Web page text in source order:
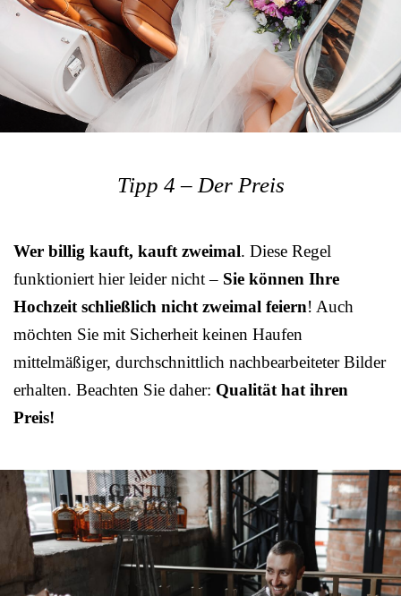
Tipp 4 – Der Preis
Wer billig kauft, kauft zweimal. Diese Regel
funktioniert hier leider nicht – Sie können Ihre
Hochzeit schließlich nicht zweimal feiern! Auch
möchten Sie mit Sicherheit keinen Haufen
mittelmäßiger, durchschnittlich nachbearbeiteter Bilder
erhalten. Beachten Sie daher: Qualität hat ihren
Preis!